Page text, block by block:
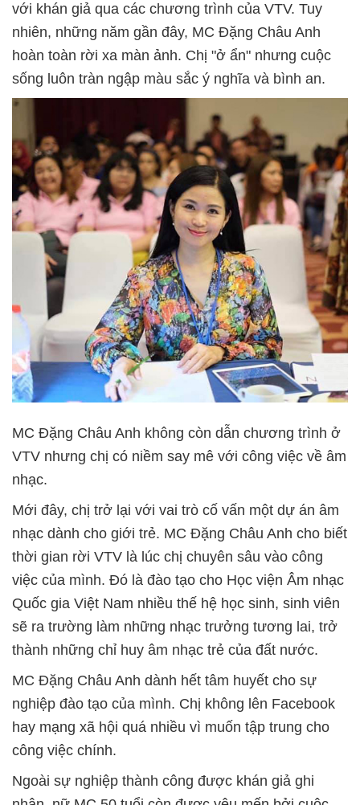
với khán giả qua các chương trình của VTV. Tuy
nhiên, những năm gần đây, MC Đặng Châu Anh
hoàn toàn rời xa màn ảnh. Chị "ở ẩn" nhưng cuộc
sống luôn tràn ngập màu sắc ý nghĩa và bình an.
MC Đặng Châu Anh không còn dẫn chương trình ở
VTV nhưng chị có niềm say mê với công việc về âm
nhạc.
Mới đây, chị trở lại với vai trò cố vấn một dự án âm
nhạc dành cho giới trẻ. MC Đặng Châu Anh cho biết
thời gian rời VTV là lúc chị chuyên sâu vào công
việc của mình. Đó là đào tạo cho Học viện Âm nhạc
Quốc gia Việt Nam nhiều thế hệ học sinh, sinh viên
sẽ ra trường làm những nhạc trưởng tương lai, trở
thành những chỉ huy âm nhạc trẻ của đất nước.
MC Đặng Châu Anh dành hết tâm huyết cho sự
nghiệp đào tạo của mình. Chị không lên Facebook
hay mạng xã hội quá nhiều vì muốn tập trung cho
công việc chính.
Ngoài sự nghiệp thành công được khán giả ghi